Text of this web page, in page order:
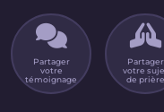
Partager
votre
témoignage
Partager
votre
de prière